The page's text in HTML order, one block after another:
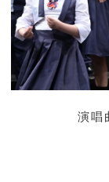
演唱